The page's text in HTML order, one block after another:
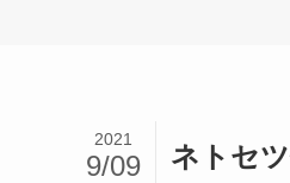
ネトセ
2021
9/09